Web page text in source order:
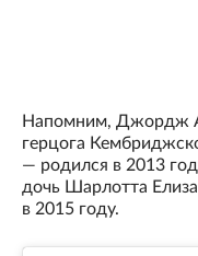
Напомним, Джордж
герцога
— родился в 2013
дочь Шарлотта
в 2015 году.